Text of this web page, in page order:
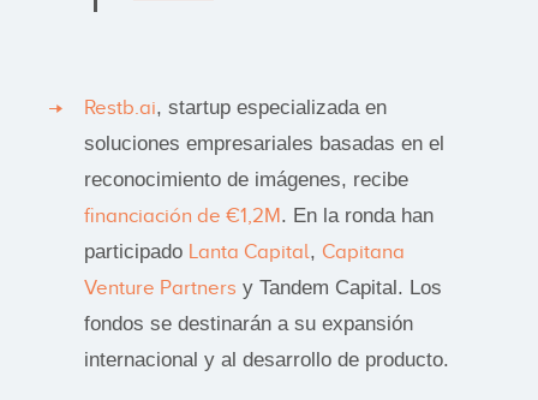
Restb.ai, startup especializada en
soluciones empresariales basadas en el
reconocimiento de imágenes, recibe
financiación de €1,2M . En la ronda han
participado Lanta Capital, Capitana
Venture Partners y Tandem Capital. Los
fondos se destinarán a su expansión
internacional y al desarrollo de producto.